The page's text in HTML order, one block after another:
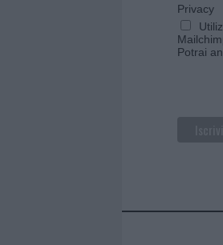
Privacy
Potrai